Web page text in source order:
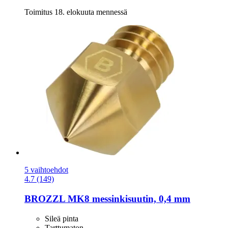
Toimitus 18. elokuuta mennessä
5 vaihtoehdot
4.7 (149)
BROZZL MK8 messinkisuutin, 0,4 mm
Sileä pinta